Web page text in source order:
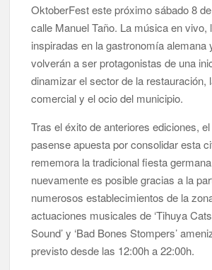
La Palma impulsa la inserción laboral de
violencia de género con el apoyo
El Día de la Cometa reúne a cientos de
de La Palma y refuerza el comercio local en
Borja Perdomo acusa al Gobierno del
Jacob Qadri reclama prioridad para los
no capitalinas derivados a hospitales de
OktoberFest este próximo sábado 8
calle Manuel Taño. La música en vivo,
inspiradas en la gastronomía alemana
volverán a ser protagonistas de una
dinamizar el sector de la restauración,
comercial y el ocio del municipio.
Tras el éxito de anteriores ediciones,
pasense apuesta por consolidar esta
rememora la tradicional fiesta
nuevamente es posible gracias a la
numerosos establecimientos de la
actuaciones musicales de ‘Tihuya
Sound’ y ‘Bad Bones Stompers’
previsto desde las 12:00h a 22:00h.